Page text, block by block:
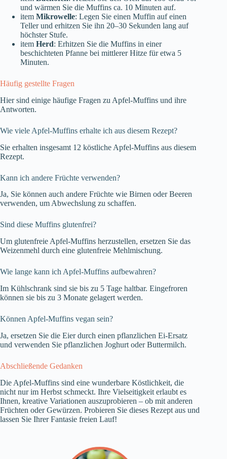
und wärmen Sie die Muffins ca. 10 Minuten auf.
item Mikrowelle: Legen Sie einen Muffin auf einen
Teller und erhitzen Sie ihn 20–30 Sekunden lang auf
höchster Stufe.
item Herd: Erhitzen Sie die Muffins in einer
beschichteten Pfanne bei mittlerer Hitze für etwa 5
Minuten.
Häufig gestellte Fragen
Hier sind einige häufige Fragen zu Apfel-Muffins und ihre
Antworten.
Wie viele Apfel-Muffins erhalte ich aus diesem Rezept?
Sie erhalten insgesamt 12 köstliche Apfel-Muffins aus diesem
Rezept.
Kann ich andere Früchte verwenden?
Ja, Sie können auch andere Früchte wie Birnen oder Beeren
verwenden, um Abwechslung zu schaffen.
Sind diese Muffins glutenfrei?
Um glutenfreie Apfel-Muffins herzustellen, ersetzen Sie das
Weizenmehl durch eine glutenfreie Mehlmischung.
Wie lange kann ich Apfel-Muffins aufbewahren?
Im Kühlschrank sind sie bis zu 5 Tage haltbar. Eingefroren
können sie bis zu 3 Monate gelagert werden.
Können Apfel-Muffins vegan sein?
Ja, ersetzen Sie die Eier durch einen pflanzlichen Ei-Ersatz
und verwenden Sie pflanzlichen Joghurt oder Buttermilch.
Abschließende Gedanken
Die Apfel-Muffins sind eine wunderbare Köstlichkeit, die
nicht nur im Herbst schmeckt. Ihre Vielseitigkeit erlaubt es
Ihnen, kreative Variationen auszuprobieren – ob mit anderen
Früchten oder Gewürzen. Probieren Sie dieses Rezept aus und
lassen Sie Ihrer Fantasie freien Lauf!